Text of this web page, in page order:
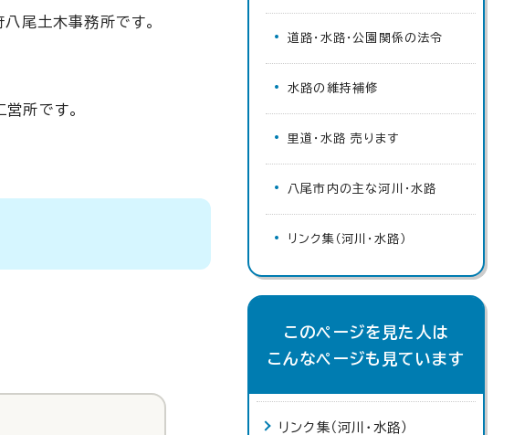
八尾土木事務所です。
所です。
道路・水路・公園関係の法令
水路の維持補修
里道・水路 売ります
八尾市内の主な河川・水路
リンク集（河川・水路）
このページを見た人は
こんなページも見ています
リンク集（河川・水路）